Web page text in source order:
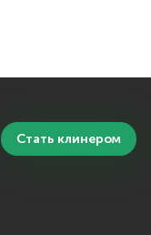
Стать клинером